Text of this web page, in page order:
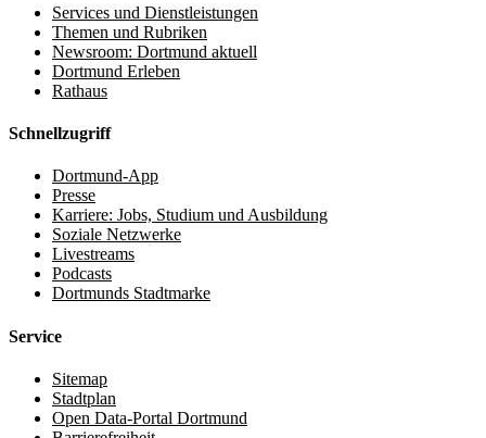
Services und Dienstleistungen
Themen und Rubriken
Newsroom: Dortmund aktuell
Dortmund Erleben
Rathaus
Schnellzugriff
Dortmund-App
Presse
Karriere: Jobs, Studium und Ausbildung
Soziale Netzwerke
Livestreams
Podcasts
Dortmunds Stadtmarke
Service
Sitemap
Stadtplan
Open Data-Portal Dortmund